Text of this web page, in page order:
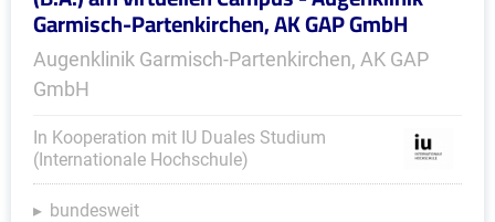
Garmisch-Partenkirchen, AK GAP GmbH
Augenklinik Garmisch-Partenkirchen, AK GAP
GmbH
In Kooperation mit IU Duales Studium
(Internationale Hochschule)
bundesweit